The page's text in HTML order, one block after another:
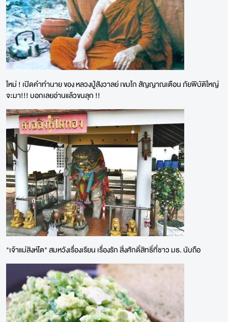
ใหม่ ! เปิดคำทำนาย ของ หลวงปู่สังวาลย์ เขมโก สัญญาณเตือน ภัยพิบัติใหญ่
จะมา!!! บอกเลยอ่านแล้วขนลุก !!
"เจ้าแม่สิงห์โต" สมหวังเรื่องเรียน เรื่องรัก สิ่งศักดิ์สิทธิ์ที่ชาว มธ. นับถือ